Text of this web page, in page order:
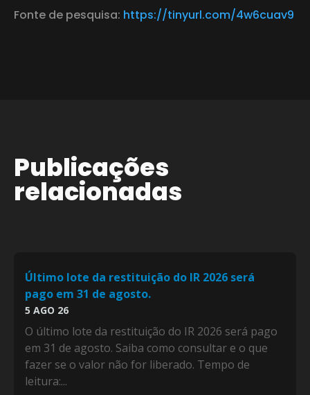
Fonte de pesquisa: https://tinyurl.com/4w6cuav9
Publicações
relacionadas
Último lote da restituição do IR 2026 será
pago em 31 de agosto.
5 AGO 26
O último lote da restituição do IR 2026 será pago
em 31 de agosto. Saiba como consultar e o que
fazer se o valor não for liberado. Tempo de
leitura:...